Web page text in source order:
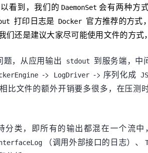
看到，我们的 DaemonSet 会有两种方
打印日志是 Docker 官方推荐的方式
们还是建议大家尽可能使用文件的方
题，从应用输出 stdout 到服务端，中
-> LogDriver -> 序列化成
比文件的额外开销要多很多，在压
分类，即所有的输出都混在一个流
（调用外部接口的日志）、